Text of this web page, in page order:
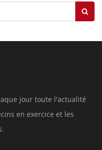
jour toute l'actualité
en exercice et les